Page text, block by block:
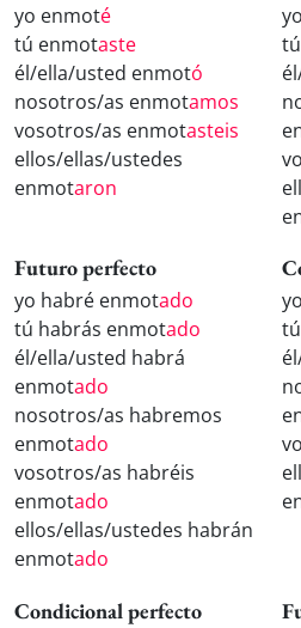
yo enmoté
tú enmotaste
él/ella/usted enmotó
nosotros/as enmotamos
vosotros/as enmotasteis
ellos/ellas/ustedes
enmotaron
Futuro perfecto
yo habré enmotado
tú habrás enmotado
él/ella/usted habrá
enmotado
nosotros/as habremos
enmotado
vosotros/as habréis
enmotado
ellos/ellas/ustedes habrán
enmotado
Condicional perfecto